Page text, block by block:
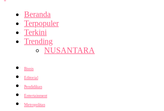
Beranda
Terpopuler
Terkini
Trending
NUSANTARA
Bisnis
Editorial
Pendidikan
Entertainment
Metropolitan